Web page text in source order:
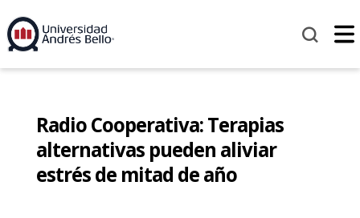
Radio Cooperativa: Terapias
alternativas pueden aliviar
estrés de mitad de año